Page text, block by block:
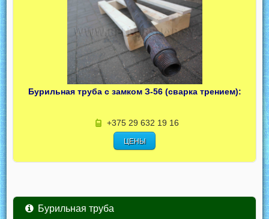
Бурильная труба с замком З-56 (сварка трением):
+375 29 632 19 16
ЦЕНЫ
Бурильная труба